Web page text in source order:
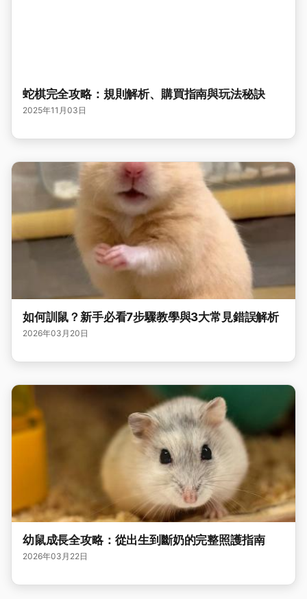
蛇棋完全攻略：規則解析、購買指南與玩法秘訣
2025年11月03日
如何訓鼠？新手必看7步驟教學與3大常見錯誤解析
2026年03月20日
幼鼠成長全攻略：從出生到斷奶的完整照護指南
2026年03月22日